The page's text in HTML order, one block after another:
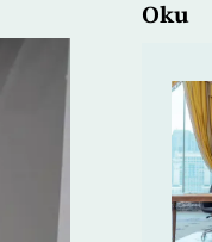
Oku